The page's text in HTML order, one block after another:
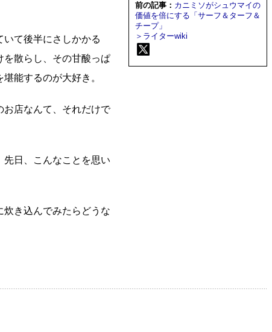
て後半にさしかかる
を散らし、その甘酸っぱ
能するのが大好き。
お店なんて、それだけで
先日、こんなことを思い
炊き込んでみたらどうな
前の記事： カニミソがシュウマイの
価値を倍にする「サーフ＆ターフ＆
チープ」
＞ライターwiki